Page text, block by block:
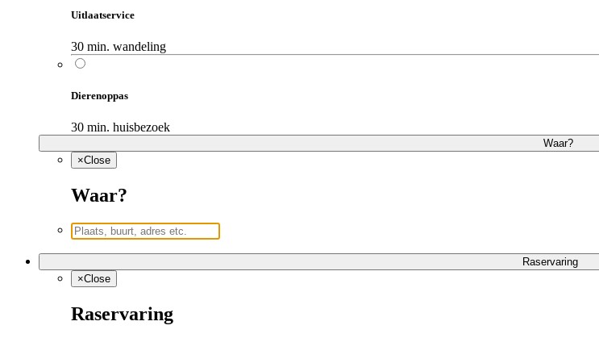
Uitlaatservice
30 min. wandeling
Dierenoppas
30 min. huisbezoek
Waar?
×Close
Waar?
Raservaring
×Close
Raservaring